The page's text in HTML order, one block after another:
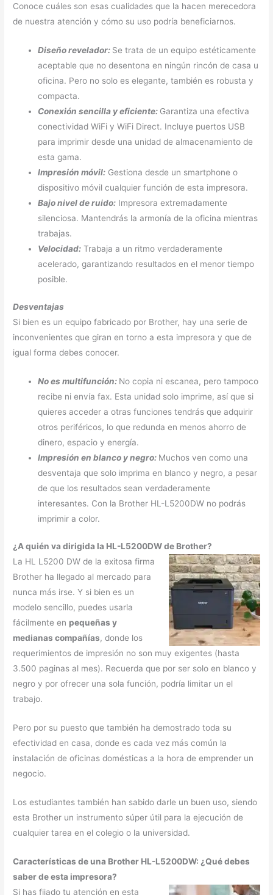
Conoce cuáles son esas cualidades que la hacen merecedora
de nuestra atención y cómo su uso podría beneficiarnos.
Diseño revelador: Se trata de un equipo estéticamente
aceptable que no desentona en ningún rincón de casa u
oficina. Pero no solo es elegante, también es robusta y
compacta.
Conexión sencilla y eficiente: Garantiza una efectiva
conectividad WiFi y WiFi Direct. Incluye puertos USB
para imprimir desde una unidad de almacenamiento de
esta gama.
Impresión móvil: Gestiona desde un smartphone o
dispositivo móvil cualquier función de esta impresora.
Bajo nivel de ruido: Impresora extremadamente
silenciosa. Mantendrás la armonía de la oficina mientras
trabajas.
Velocidad: Trabaja a un ritmo verdaderamente
acelerado, garantizando resultados en el menor tiempo
posible.
Desventajas
Si bien es un equipo fabricado por Brother, hay una serie de
inconvenientes que giran en torno a esta impresora y que de
igual forma debes conocer.
No es multifunción: No copia ni escanea, pero tampoco
recibe ni envía fax. Esta unidad solo imprime, así que si
quieres acceder a otras funciones tendrás que adquirir
otros periféricos, lo que redunda en menos ahorro de
dinero, espacio y energía.
Impresión en blanco y negro: Muchos ven como una
desventaja que solo imprima en blanco y negro, a pesar
de que los resultados sean verdaderamente
interesantes. Con la Brother HL-L5200DW no podrás
imprimir a color.
¿A quién va dirigida la HL-L5200DW de Brother?
La HL L5200 DW de la exitosa firma
Brother ha llegado al mercado para
nunca más irse. Y si bien es un
modelo sencillo, puedes usarla
fácilmente en pequeñas y
medianas compañías, donde los
requerimientos de impresión no son muy exigentes (hasta
3.500 paginas al mes). Recuerda que por ser solo en blanco y
negro y por ofrecer una sola función, podría limitar un el
trabajo.
Pero por su puesto que también ha demostrado toda su
efectividad en casa, donde es cada vez más común la
instalación de oficinas domésticas a la hora de emprender un
negocio.
Los estudiantes también han sabido darle un buen uso, siendo
esta Brother un instrumento súper útil para la ejecución de
cualquier tarea en el colegio o la universidad.
Características de una Brother HL-L5200DW: ¿Qué debes
saber de esta impresora?
Si has fijado tu atención en esta